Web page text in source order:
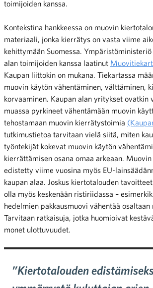
toimijoiden kanssa.
Kontekstina hankkeessa on muovin
materiaali, jonka kierrätys on vasta viime
kehittymään Suomessa.
alan toimijoiden kanssa laatinut
Kaupan liittokin on mukana. Tiekartassa
muovin käytön vähentäminen, välttäminen,
korvaaminen. Kaupan alan yritykset ovatkin
muassa pyrkineet vähentämään muovin
tehostamaan muovin kierrätystoimia
tutkimustietoa tarvitaan vielä siitä, miten
työntekijät kokevat muovin käytön
kierrättämisen osana omaa arkeaan.
edistetty viime vuosina myös EU-
kaupan alaa. Joskus kiertotalouden
olla myös keskenään ristiriidassa –
hedelmien pakkausmuovi vähentää osaltaan
Tarvitaan ratkaisuja, jotka huomioivat
monet ulottuvuudet.
”Kiertotalouden